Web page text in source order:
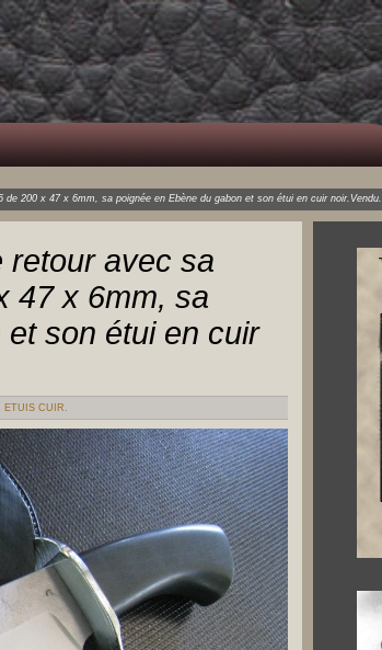
200 x 47 x 6mm, sa poignée en Ebène du gabon et son étui en cuir noir.Vendu.
retour avec sa
47 x 6mm, sa
son étui en cuir
ETUIS CUIR.